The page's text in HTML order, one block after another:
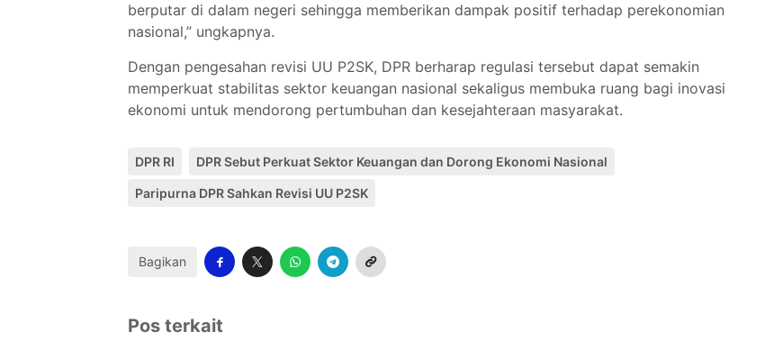
berputar di dalam negeri sehingga memberikan dampak positif terhadap perekonomian
nasional,” ungkapnya.
Dengan pengesahan revisi UU P2SK, DPR berharap regulasi tersebut dapat semakin
memperkuat stabilitas sektor keuangan nasional sekaligus membuka ruang bagi inovasi
ekonomi untuk mendorong pertumbuhan dan kesejahteraan masyarakat.
DPR RI DPR Sebut Perkuat Sektor Keuangan dan Dorong Ekonomi Nasional
Paripurna DPR Sahkan Revisi UU P2SK
Bagikan
Pos terkait